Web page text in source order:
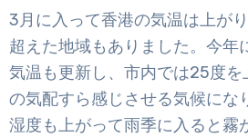
3月に入って香港の気温は上が
超えた地域もありました。今年
気温も更新し、市内では25度
の気配すら感じさせる気候にな
湿度も上がって雨季に入ると霧